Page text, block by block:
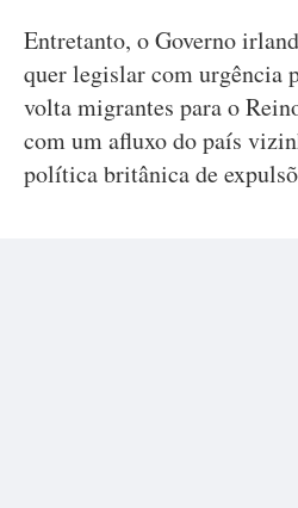
Entretanto, o Governo
quer legislar com urgência
volta migrantes para o
com um afluxo do país
política britânica de